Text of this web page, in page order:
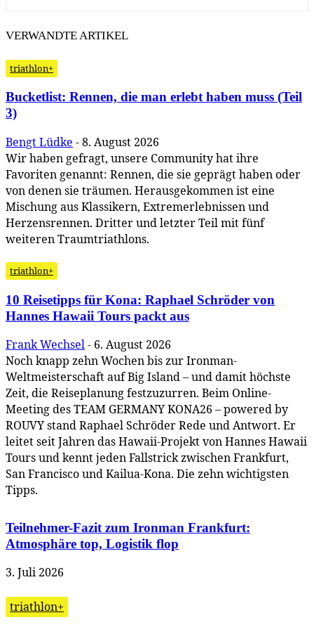
VERWANDTE ARTIKEL
triathlon+
Bucketlist: Rennen, die man erlebt haben muss (Teil
3)
Bengt Lüdke -8. August 2026
Wir haben gefragt, unsere Community hat ihre
Favoriten genannt: Rennen, die sie geprägt haben oder
von denen sie träumen. Herausgekommen ist eine
Mischung aus Klassikern, Extremerlebnissen und
Herzensrennen. Dritter und letzter Teil mit fünf
weiteren Traumtriathlons.
triathlon+
10 Reisetipps für Kona: Raphael Schröder von
Hannes Hawaii Tours packt aus
Frank Wechsel- 6. August 2026
Noch knapp zehn Wochen bis zur Ironman-
Weltmeisterschaft auf Big Island – und damit höchste
Zeit, die Reiseplanung festzuzurren. Beim Online-
Meeting des TEAM GERMANY KONA26 – powered by
ROUVY stand Raphael Schröder Rede und Antwort. Er
leitet seit Jahren das Hawaii-Projekt von Hannes Hawaii
Tours und kennt jeden Fallstrick zwischen Frankfurt,
San Francisco und Kailua-Kona. Die zehn wichtigsten
Tipps.
Teilnehmer-Fazit zum Ironman Frankfurt:
Atmosphäre top, Logistik flop
3. Juli 2026
triathlon+